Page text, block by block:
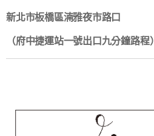
新北市板橋區湳雅夜市路口
（府中捷運站一號出口九分鐘路程）